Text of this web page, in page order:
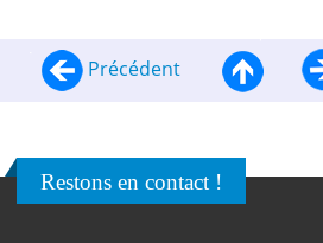
Précédent
Restons en contact !